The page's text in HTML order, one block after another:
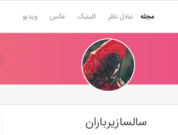
مجله تبادل نظر کلینیک عکس ویدیو
سالسازیرباران